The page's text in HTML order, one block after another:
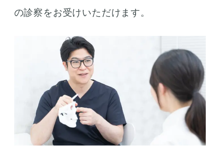
の診察をお受けいただけます。